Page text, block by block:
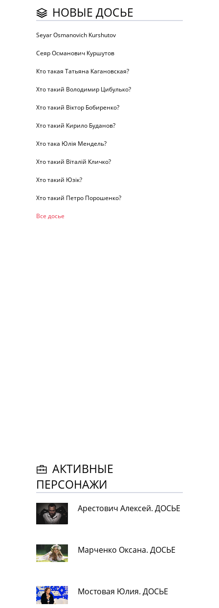
НОВЫЕ ДОСЬЕ
Seyar Osmanovich Kurshutov
Сеяр Османович Куршутов
Кто такая Татьяна Кагановская?
Хто такий Володимир Цибулько?
Хто такий Віктор Бобиренко?
Хто такий Кирило Буданов?
Хто така Юлія Мендель?
Хто такий Віталій Кличко?
Хто такий Юзік?
Хто такий Петро Порошенко?
Все досье
АКТИВНЫЕ
ПЕРСОНАЖИ
Арестович Алексей. ДОСЬЕ
Марченко Оксана. ДОСЬЕ
Мостовая Юлия. ДОСЬЕ